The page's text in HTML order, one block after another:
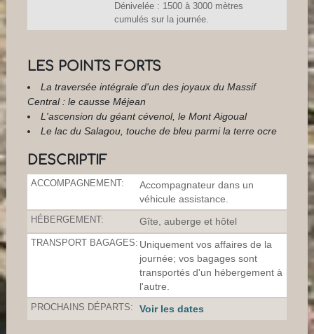
Dénivelée : 1500 à 3000 mètres
cumulés sur la journée.
LES POINTS FORTS
La traversée intégrale d'un des joyaux du Massif
Central : le causse Méjean
L'ascension du géant cévenol, le Mont Aigoual
Le lac du Salagou, touche de bleu parmi la terre ocre
DESCRIPTIF
ACCOMPAGNEMENT:
Accompagnateur dans un
véhicule assistance.
HÉBERGEMENT: Gîte, auberge et hôtel
TRANSPORT BAGAGES: Uniquement vos affaires de la
journée; vos bagages sont
transportés d'un hébergement à
l'autre.
PROCHAINS DÉPARTS: Voir les dates